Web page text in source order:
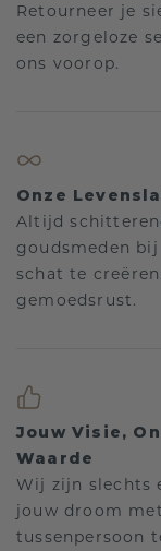
Retourneer je
een zorgeloze
ons voorop.
Onze
Altijd
goudsmeden
schat te
gemoedsrust.
Jouw Visie,
Waarde
Wij zijn slechts
jouw droom
tussenpersoon